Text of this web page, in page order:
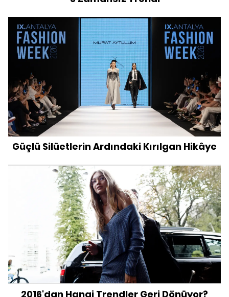
Güçlü Silüetlerin Ardındaki Kırılgan Hikâye
2016'dan Hangi Trendler Geri Dönüyor?